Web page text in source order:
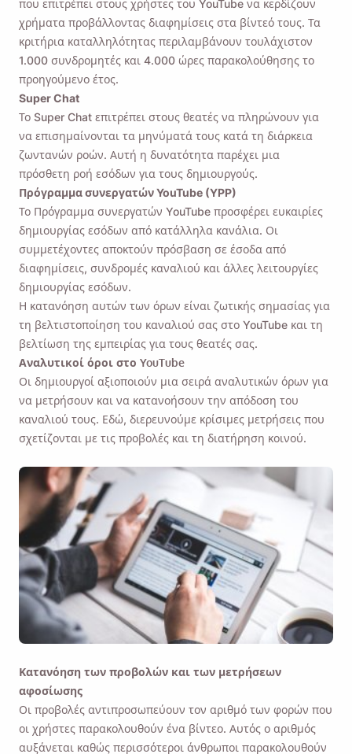
που επιτρέπει στους χρήστες του YouTube να κερδίζουν
χρήματα προβάλλοντας διαφημίσεις στα βίντεό τους. Τα
κριτήρια καταλληλότητας περιλαμβάνουν τουλάχιστον
1.000 συνδρομητές και 4.000 ώρες παρακολούθησης το
προηγούμενο έτος.
Super Chat
Το Super Chat επιτρέπει στους θεατές να πληρώνουν για
να επισημαίνονται τα μηνύματά τους κατά τη διάρκεια
ζωντανών ροών. Αυτή η δυνατότητα παρέχει μια
πρόσθετη ροή εσόδων για τους δημιουργούς.
Πρόγραμμα συνεργατών YouTube (YPP)
Το Πρόγραμμα συνεργατών YouTube προσφέρει ευκαιρίες
δημιουργίας εσόδων από κατάλληλα κανάλια. Οι
συμμετέχοντες αποκτούν πρόσβαση σε έσοδα από
διαφημίσεις, συνδρομές καναλιού και άλλες λειτουργίες
δημιουργίας εσόδων.
Η κατανόηση αυτών των όρων είναι ζωτικής σημασίας για
τη βελτιστοποίηση του καναλιού σας στο YouTube και τη
βελτίωση της εμπειρίας για τους θεατές σας.
Αναλυτικοί όροι στο YouTube
Οι δημιουργοί αξιοποιούν μια σειρά αναλυτικών όρων για
να μετρήσουν και να κατανοήσουν την απόδοση του
καναλιού τους. Εδώ, διερευνούμε κρίσιμες μετρήσεις που
σχετίζονται με τις προβολές και τη διατήρηση κοινού.
Κατανόηση των προβολών και των μετρήσεων
αφοσίωσης
Οι προβολές αντιπροσωπεύουν τον αριθμό των φορών που
οι χρήστες παρακολουθούν ένα βίντεο. Αυτός ο αριθμός
αυξάνεται καθώς περισσότεροι άνθρωποι παρακολουθούν